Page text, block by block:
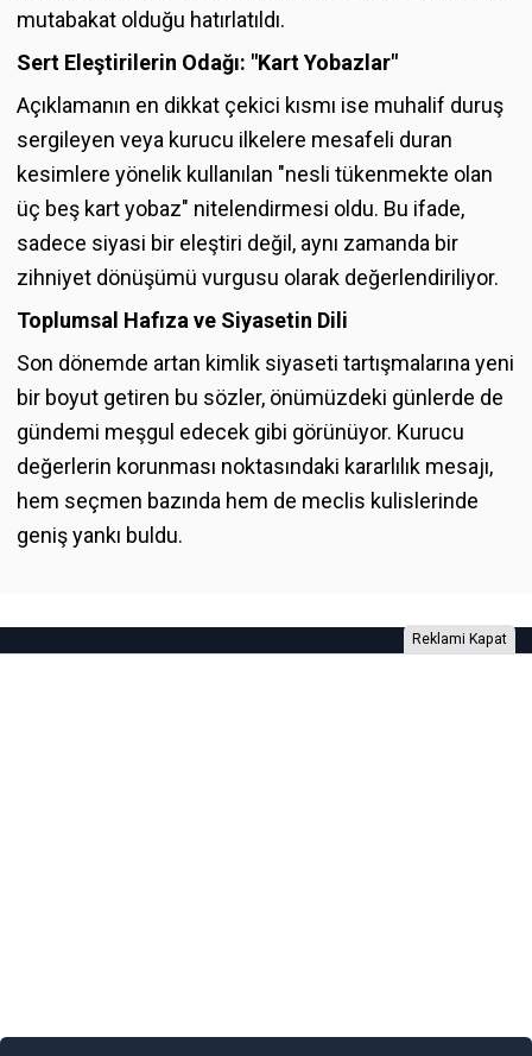
mutabakat olduğu hatırlatıldı.
Sert Eleştirilerin Odağı: "Kart Yobazlar"
Açıklamanın en dikkat çekici kısmı ise muhalif duruş
sergileyen veya kurucu ilkelere mesafeli duran
kesimlere yönelik kullanılan "nesli tükenmekte olan
üç beş kart yobaz" nitelendirmesi oldu. Bu ifade,
sadece siyasi bir eleştiri değil, aynı zamanda bir
zihniyet dönüşümü vurgusu olarak değerlendiriliyor.
Toplumsal Hafıza ve Siyasetin Dili
Son dönemde artan kimlik siyaseti tartışmalarına yeni
bir boyut getiren bu sözler, önümüzdeki günlerde de
gündemi meşgul edecek gibi görünüyor. Kurucu
değerlerin korunması noktasındaki kararlılık mesajı,
hem seçmen bazında hem de meclis kulislerinde
geniş yankı buldu.
Reklami Kapat
sunulmaktadır. Burada yer alan yorum ve tavsiyeler ise genel niteliktedir. Bu